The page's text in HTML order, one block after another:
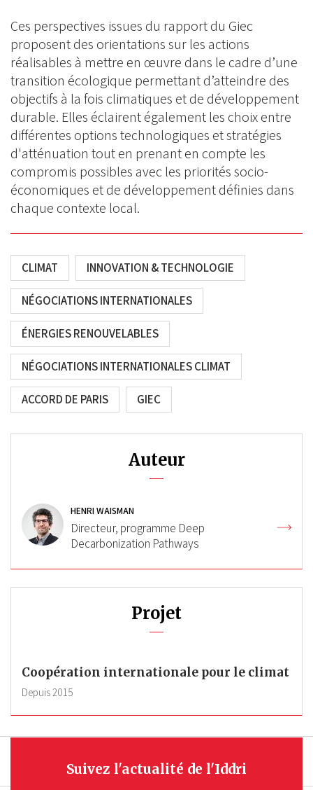
Ces perspectives issues du rapport du Giec
proposent des orientations sur les actions
réalisables à mettre en œuvre dans le cadre d’une
transition écologique permettant d’atteindre des
objectifs à la fois climatiques et de développement
durable. Elles éclairent également les choix entre
différentes options technologiques et stratégies
d'atténuation tout en prenant en compte les
compromis possibles avec les priorités socio-
économiques et de développement définies dans
chaque contexte local.
CLIMAT INNOVATION & TECHNOLOGIE
NÉGOCIATIONS INTERNATIONALES
ÉNERGIES RENOUVELABLES
NÉGOCIATIONS INTERNATIONALES CLIMAT
ACCORD DE PARIS GIEC
Auteur
HENRI WAISMAN
Directeur, programme Deep
Decarbonization Pathways
Projet
Coopération internationale pour le climat
Depuis2015
Suivez l'actualité de l'Iddri